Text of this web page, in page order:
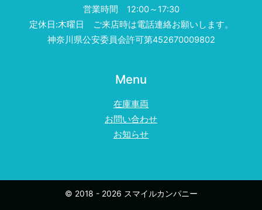
営業時間 12:00～17:30
定休日:木曜日 ご来店時は電話連絡お願いします。
神奈川県公安委員会許可第452670009802
Menu
在庫車両
お問い合わせ
お知らせ
© 2018 - 2026 スマイルカンパニー